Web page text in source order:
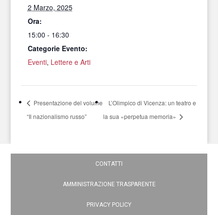
2 Marzo, 2025
Ora:
15:00 - 16:30
Categorie Evento:
Eventi, Lettere e Arti
Presentazione del volume
“Il nazionalismo russo”
L’Olimpico di Vicenza: un teatro e
la sua «perpetua memoria»
CONTATTI
AMMINISTRAZIONE TRASPARENTE
PRIVACY POLICY